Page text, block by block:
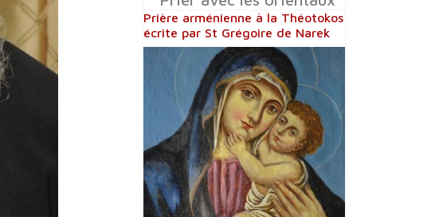
Prière arménienne à la Théotokos
écrite par St Grégoire de Narek